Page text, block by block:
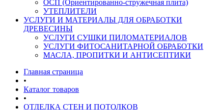
ОСП (Ориентированно-стружечная плита)
УТЕПЛИТЕЛИ
УСЛУГИ И МАТЕРИАЛЫ ДЛЯ ОБРАБОТКИ
ДРЕВЕСИНЫ
УСЛУГИ СУШКИ ПИЛОМАТЕРИАЛОВ
УСЛУГИ ФИТОСАНИТАРНОЙ ОБРАБОТКИ
МАСЛА, ПРОПИТКИ И АНТИСЕПТИКИ
Главная страница
•
Каталог товаров
•
ОТДЕЛКА СТЕН И ПОТОЛКОВ